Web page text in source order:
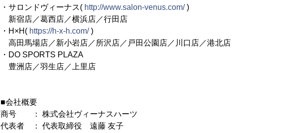
・サロンドヴィーナス( http://www.salon-venus.com/)
新宿店／葛西店／横浜店／行田店
・H×H( https://h-x-h.com/)
高田馬場店／新小岩店／所沢店／戸田公園店／川口店／港北店
・DO SPORTS PLAZA
豊洲店／羽生店／上里店
■会社概要
商号 ： 株式会社ヴィーナスハーツ
代表者 ： 代表取締役 遠藤 友子